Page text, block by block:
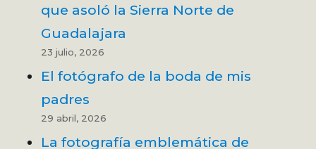
que asoló la Sierra Norte de
Guadalajara
23 julio, 2026
El fotógrafo de la boda de mis
padres
29 abril, 2026
La fotografía emblemática de